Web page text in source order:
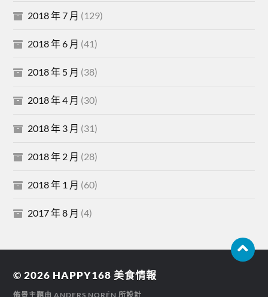
2018 年 7 月 (129)
2018 年 6 月 (41)
2018 年 5 月 (38)
2018 年 4 月 (30)
2018 年 3 月 (31)
2018 年 2 月 (28)
2018 年 1 月 (60)
2017 年 8 月 (4)
© 2026 HAPPY168 美食情報
佈景主題由ANDERS NORÉN 所設計